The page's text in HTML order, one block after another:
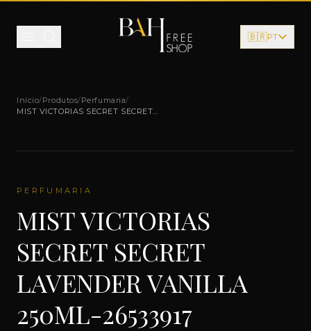
🇧🇷PT
Início/Produtos/Perfumaria/
MIST VICTORIAS SECRET SECRET
PERFUMARIA
MIST VICTORIAS
SECRET SECRET
LAVENDER VANILLA
250ML-26533917